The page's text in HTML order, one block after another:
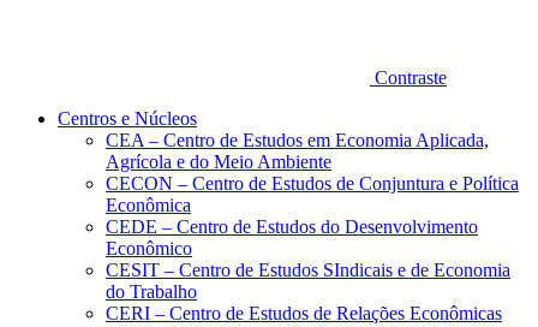
Contraste
Centros e Núcleos
CEA – Centro de Estudos em Economia Aplicada,
Agrícola e do Meio Ambiente
CECON – Centro de Estudos de Conjuntura e Política
Econômica
CEDE – Centro de Estudos do Desenvolvimento
Econômico
CESIT – Centro de Estudos SIndicais e de Economia
do Trabalho
CERI – Centro de Estudos de Relações Econômicas